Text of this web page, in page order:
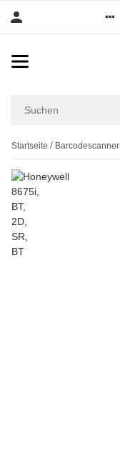
Startseite Barcodescanner